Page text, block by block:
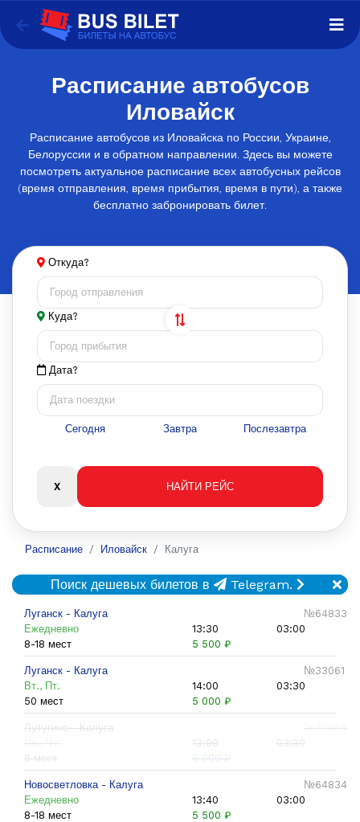
Расписание автобусов
Иловайск
Расписание автобусов из Иловайска по России, Украине,
Белоруссии и в обратном направлении. Здесь вы можете
посмотреть актуальное расписание всех автобусных рейсов
(время отправления, время прибытия, время в пути), а также
бесплатно забронировать билет.
Откуда?
Куда?
Дата?
Сегодня Завтра Послезавтра
Расписание Иловайск Калуга
Поиск дешевых билетов в Telegram.
Луганск - Калуга
№64833
Ежедневно
13:30
03:00
8-18 мест
5 500 ₽
Луганск - Калуга
№33061
Вт., Пт.
14:00
03:30
50 мест
5 000 ₽
Лутугино - Калуга
№33065
Пн., Чт.
13:00
03:30
8 мест
5 000 ₽
Новосветловка - Калуга
№64834
Ежедневно
13:40
03:00
8-18 мест
5 500 ₽